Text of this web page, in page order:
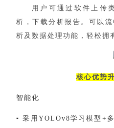
用户可通过软件上传
析，下载分析报告。可以
析及数据处理功能，轻松拥
核心优势
智能化
▪ 采用YOLOv8学习模型+